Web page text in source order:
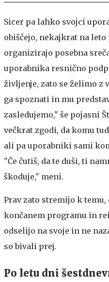
Sicer pa lahko svojci
obiščejo, nekajkrat na leto
organizirajo posebna
uporabnika resnično
življenje, zato se želimo z
ga spoznati in mu
zasledujemo," še pojasni
večkrat zgodi, da komu
ali pa uporabniki sami
"Če čutiš, da te duši, ti
škoduje," meni.
Prav zato stremijo k
končanem programu in
odselijo na svoje in ne
so bivali prej.
Po letu dni